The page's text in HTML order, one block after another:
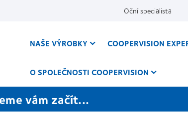
Oční specialista
NAŠE VÝROBKY COOPERVISION
O SPOLEČNOSTI COOPERVISION
vám začít...